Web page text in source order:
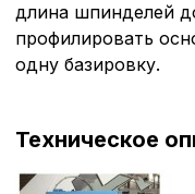
длина шпинделей
профилировать
одну базировку.
Техническое